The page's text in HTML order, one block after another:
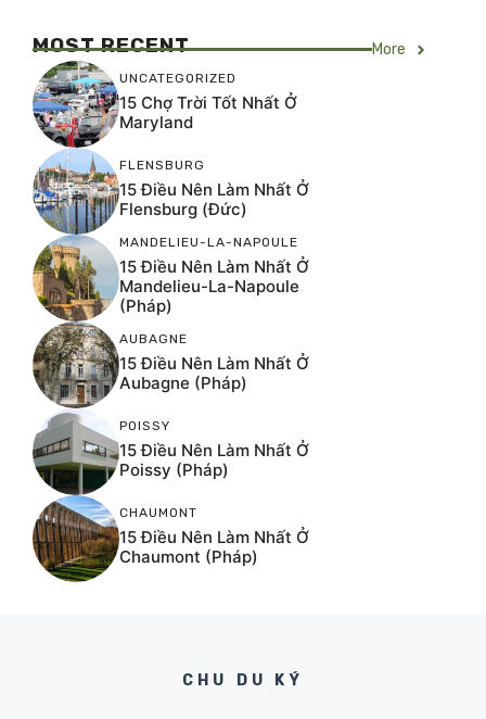
MOST RECENT More
UNCATEGORIZED
15 Chợ Trời Tốt Nhất Ở
Maryland
FLENSBURG
15 Điều Nên Làm Nhất Ở
Flensburg (Đức)
MANDELIEU-LA-NAPOULE
15 Điều Nên Làm Nhất Ở
Mandelieu-La-Napoule
(Pháp)
AUBAGNE
15 Điều Nên Làm Nhất Ở
Aubagne (Pháp)
POISSY
15 Điều Nên Làm Nhất Ở
Poissy (Pháp)
CHAUMONT
15 Điều Nên Làm Nhất Ở
Chaumont (Pháp)
CHU DU KÝ